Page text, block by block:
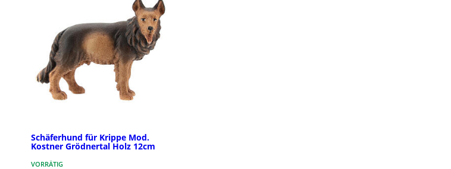
Schäferhund für Krippe Mod.
Kostner Grödnertal Holz 12cm
VORRÄTIG